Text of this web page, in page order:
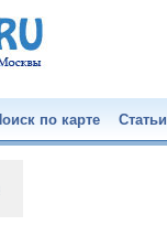
по карте Статьи